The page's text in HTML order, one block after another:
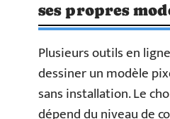
ses propres
Plusieurs outils en
dessiner un modèle
sans installation. Le
dépend du niveau de